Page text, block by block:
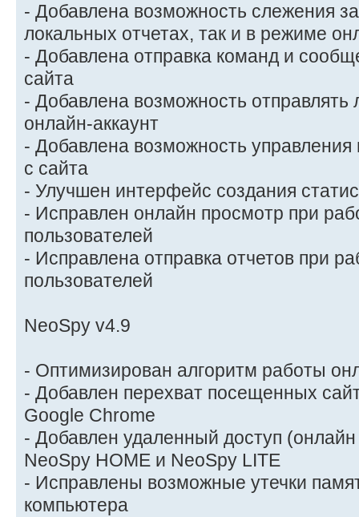
- Добавлена возможность слежения
локальных отчетах, так и в режиме
- Добавлена отправка команд и
сайта
- Добавлена возможность отправлять
онлайн-аккаунт
- Добавлена возможность
с сайта
- Улучшен интерфейс создания
- Исправлен онлайн просмотр при
пользователей
- Исправлена отправка отчетов при
пользователей
NeoSpy v4.9
- Оптимизирован алгоритм работы
- Добавлен перехват посещенных
Google Chrome
- Добавлен удаленный доступ
NeoSpy HOME и NeoSpy LITE
- Исправлены возможные утечки
компьютера